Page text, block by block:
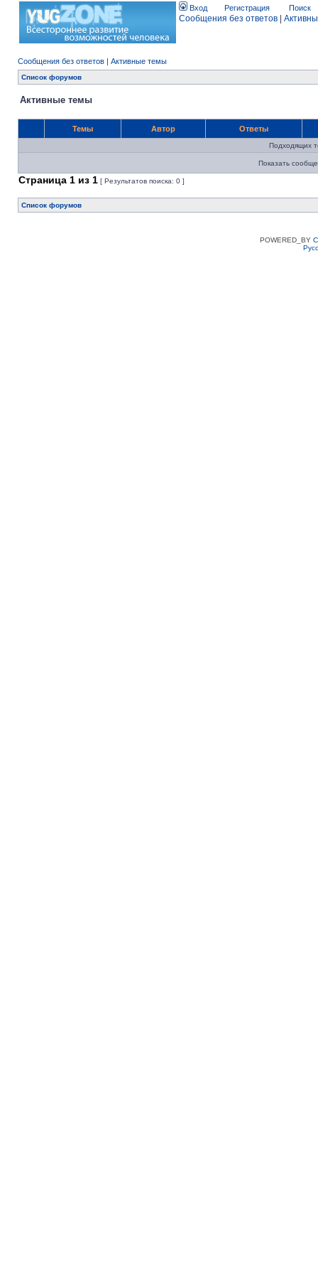
Вход Регистрация Поиск
Сообщения без ответов
Сообщения без ответов | Активные темы
Список форумов
Активные темы
Темы Автор Ответы
Подходящих
Показать
Страница 1 из 1 [ Результатов поиска: 0 ]
Список форумов
POWERED_BY